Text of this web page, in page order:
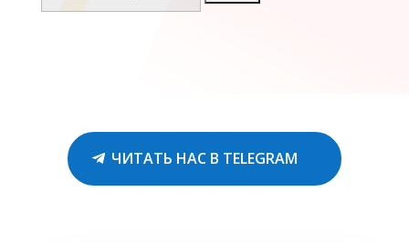
ЧИТАТЬ НАС В TELEGRAM